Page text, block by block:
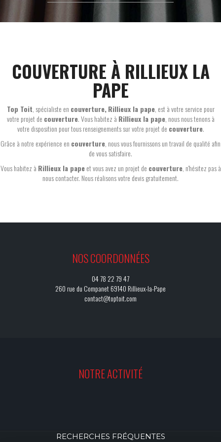
COUVERTURE À RILLIEUX LA
PAPE
Top Toit , spécialiste en couverture, Rillieux la pape, est à votre service pour
votre projet de couverture. Vous habitez à Rillieux la pape, nous nous tenons à
votre disposition pour tous renseignements sur votre projet de couverture.
Grâce à notre expérience en couverture , nous vous fournissons un travail de qualité afin
de vous satisfaire.
Vous habitez à Rillieux la papeet vous avez un projet de couverture, n'hésitez pas à
nous contacter. Nous réalisons votre devis gratuitement.
NOS COORDONNÉES
04 78 22 79 47
260 rue du Companet 69140 Rillieux-la-Pape
contact@toptoit.com
NOTRE ACTIVITÉ
RECHERCHES FRÉQUENTES